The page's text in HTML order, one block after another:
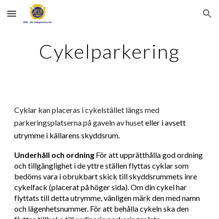
Skip to main content Skip to navigation
Cykelparkering
Cyklar kan placeras i cykelstället längs med
parkeringsplatserna på gaveln av huseteller i avsett
utrymme i källarens skyddsrum.
Underhåll och ordning För att upprätthålla god ordning
och tillgänglighet i de yttre ställen flyttas cyklar som
bedöms vara i obrukbart skick till skyddsrummets inre
cykelfack (placerat på höger sida). Om din cykel har
flyttats till detta utrymme, vänligen märk den med namn
och lägenhetsnummer. För att behålla cykeln ska den